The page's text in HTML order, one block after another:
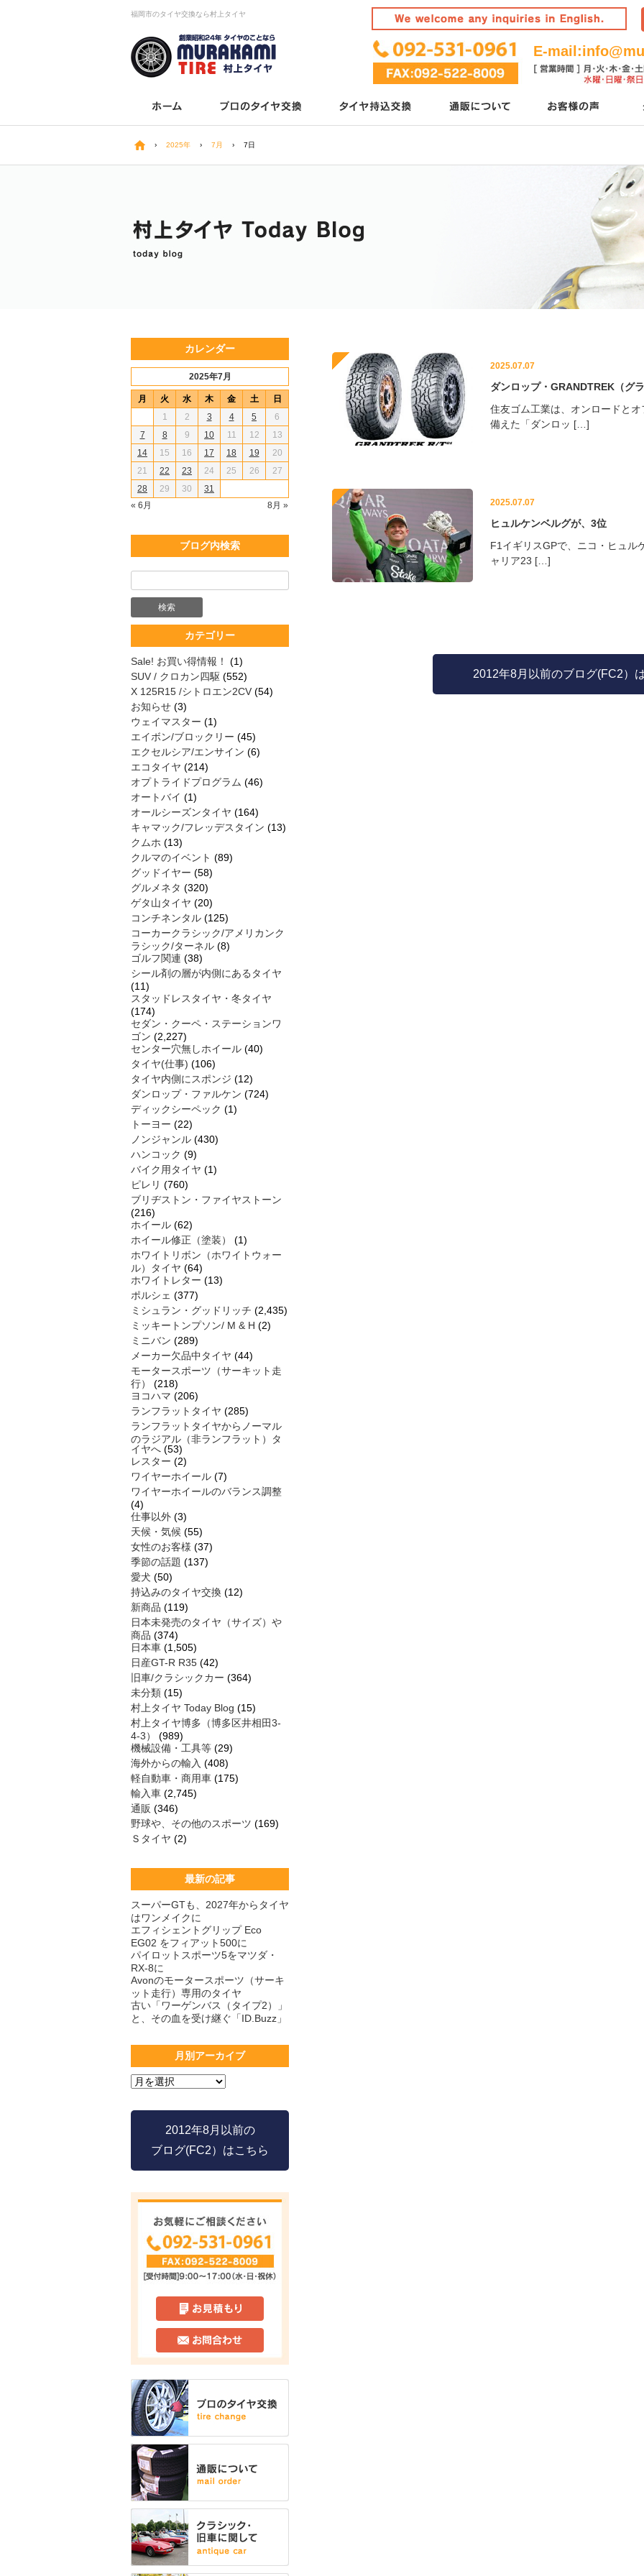
福岡市のタイヤ交換なら村上タイヤ
E-mail:
› 2025年 › 7月 › 7日
2025.07.07
ダンロップ・GRANDTREK（グ
住友ゴム工業は、オンロードと
備えた「ダンロッ […]
2025.07.07
ヒュルケンベルグが、3位
F1イギリスGPで、ニコ・ヒュル
ャリア23 […]
2012年8月以前のブログ(FC2）
カレンダー
2025年7月
月 火 水 木 金 土 日
« 6月 8月 »
1 2 3 4 5
6
7
8 9 10 11 12
13
14
15 16 17 18 19
20
21
22 23 24 25 26
27
28
29 30 31
ブログ内検索
カテゴリー
Sale! お買い得情報！
(1)
SUV / クロカン四駆 (552)
X 125R15 /シトロエン2CV (54)
お知らせ (3)
ウェイマスター (1)
エイボン/ブロックリー (45)
エクセルシア/エンサイン (6)
エコタイヤ (214)
オプトライドプログラム (46)
オートバイ (1)
オールシーズンタイヤ (164)
キャマック/フレッデスタイン (13)
クムホ (13)
クルマのイベント (89)
グッドイヤー (58)
グルメネタ (320)
ゲタ山タイヤ (20)
コンチネンタル (125)
コーカークラシック/アメリカンク
ラシック/ターネル (8)
ゴルフ関連 (38)
シール剤の層が内側にあるタイヤ
(11)
スタッドレスタイヤ・冬タイヤ
(174)
セダン・クーペ・ステーションワ
ゴン (2,227)
センター穴無しホイール (40)
タイヤ(仕事) (106)
タイヤ内側にスポンジ (12)
ダンロップ・ファルケン (724)
ディックシーペック (1)
トーヨー (22)
ノンジャンル (430)
ハンコック (9)
バイク用タイヤ (1)
ピレリ (760)
ブリヂストン・ファイヤストーン
(216)
ホイール (62)
ホイール修正（塗装）
(1)
ホワイトリボン（ホワイトウォー
ル）タイヤ (64)
ホワイトレター (13)
ポルシェ (377)
ミシュラン・グッドリッチ (2,435)
ミッキートンプソン/ M & H (2)
ミニバン (289)
メーカー欠品中タイヤ (44)
モータースポーツ（サーキット走
行）
(218)
ヨコハマ (206)
ランフラットタイヤ (285)
ランフラットタイヤからノーマル
のラジアル（非ランフラット）タ
イヤへ (53)
レスター (2)
ワイヤーホイール (7)
ワイヤーホイールのバランス調整
(4)
仕事以外 (3)
天候・気候 (55)
女性のお客様 (37)
季節の話題 (137)
愛犬 (50)
持込みのタイヤ交換 (12)
新商品 (119)
日本未発売のタイヤ（サイズ）や
商品 (374)
日本車 (1,505)
日産GT-R R35 (42)
旧車/クラシックカー (364)
未分類 (15)
村上タイヤ Today Blog (15)
村上タイヤ博多（博多区井相田3-
4-3）
(989)
機械設備・工具等 (29)
海外からの輸入 (408)
軽自動車・商用車 (175)
輸入車 (2,745)
通販 (346)
野球や、その他のスポーツ (169)
Ｓタイヤ (2)
最新の記事
スーパーGTも、2027年からタイヤ
はワンメイクに
エフィシェントグリップ Eco
EG02 をフィアット500に
パイロットスポーツ5をマツダ・
RX-8に
Avonのモータースポーツ（サーキ
ット走行）専用のタイヤ
古い「ワーゲンバス（タイプ2）」
と、その血を受け継ぐ「ID.Buzz」
月別アーカイブ
2012年8月以前の
ブログ(FC2）はこちら